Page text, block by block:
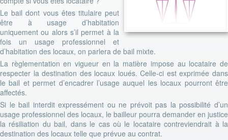
Le bail dont vous êtes titulaire peut
être à usage d’habitation
uniquement ou alors s’il permet à la
fois un usage professionnel et
d’habitation des locaux, on parlera de bail mixte.
La règlementation en vigueur en la matière impose au locataire de
respecter la destination des locaux loués. Celle-ci est exprimée dans
le bail et permet d’encadrer l’usage auquel les locaux pourront être
affectés.
Si le bail interdit expressément ou ne prévoit pas la possibilité d’un
usage professionnel des locaux, le bailleur pourra demander en justice
la résiliation du bail, dans le cas où le locataire contreviendrait à la
destination des locaux telle que prévue au contrat.